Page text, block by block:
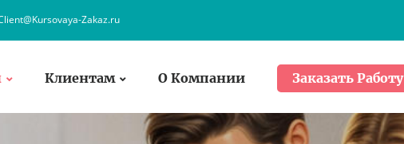
Zakaz.ru
Клиентам О Компании Заказать Работу